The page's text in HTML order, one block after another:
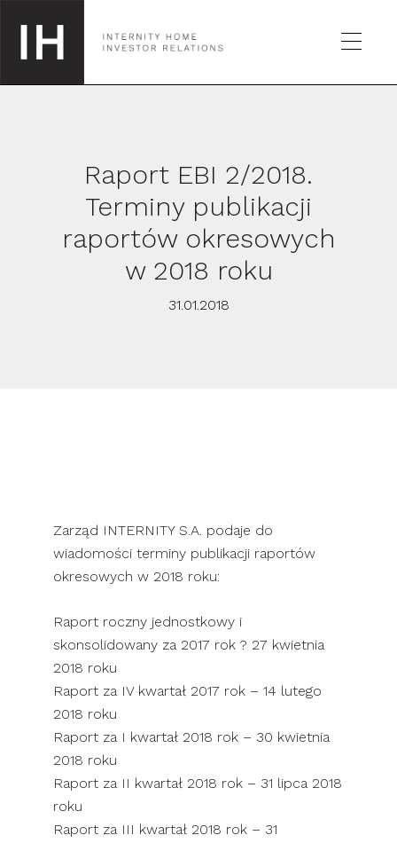
SPÓŁKA
GIEŁDA
Raport EBI 2/2018.
Terminy publikacji
raportów okresowych
w 2018 roku
31.01.2018
Zarząd INTERNITY S.A. podaje do
wiadomości terminy publikacji raportów
okresowych w 2018 roku:
Raport roczny jednostkowy i
skonsolidowany za 2017 rok ? 27 kwietnia
2018 roku
Raport za IV kwartał 2017 rok – 14 lutego
2018 roku
Raport za I kwartał 2018 rok – 30 kwietnia
2018 roku
Raport za II kwartał 2018 rok – 31 lipca 2018
roku
Raport za III kwartał 2018 rok – 31